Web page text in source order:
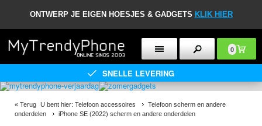
ONTWERP JE EIGEN HOESJES & GADGETS KLIK HIER
0
SNELLE LEVERING
« Terug U bent hier: Telefoon accessoires
Telefoon scherm en andere
onderdelen
iPhone SE (2022) scherm en andere onderdelen